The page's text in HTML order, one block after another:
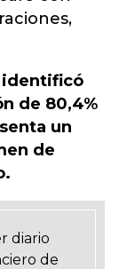
identificó
de 80,4%
un
de
diario
de